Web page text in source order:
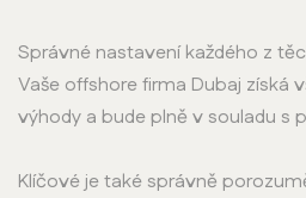
Správné nastavení každého z
Vaše offshore firma Dubaj získá
výhody a bude plně v souladu s
Klíčové je také správně